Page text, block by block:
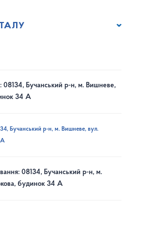
Бучанський р-н, м. Вишневе,
34 А
Бучанський р-н, м. Вишневе, вул.
А
08134, Бучанський р-н, м.
будинок 34 А